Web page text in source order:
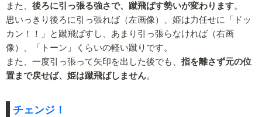
また、 後ろに引っ張る強さで、蹴飛ばす勢いが変わります。
思いっきり後ろに引っ張れば（左画像）、姫は力任せに「ドッ
カン！！」と蹴飛ばすし、あまり引っ張らなければ（右画
像）、「トーン」くらいの軽い蹴りです。
また、一度引っ張って矢印を出した後でも、 指を離さず元の位
置まで戻せば、姫は蹴飛ばしません。
チェンジ！